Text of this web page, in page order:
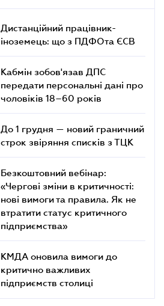
Дистанційний працівник-
іноземець: що з ПДФОта ЄСВ
Кабмін зобов'язав ДПС
передати персональні дані про
чоловіків 18–60 років
До 1 грудня — новий граничний
строк звіряння списків з ТЦК
Безкоштовний вебінар:
«Чергові зміни в критичності:
нові вимоги та правила. Як не
втратити статус критичного
підприємства»
КМДА оновила вимоги до
критично важливих
підприємств столиці